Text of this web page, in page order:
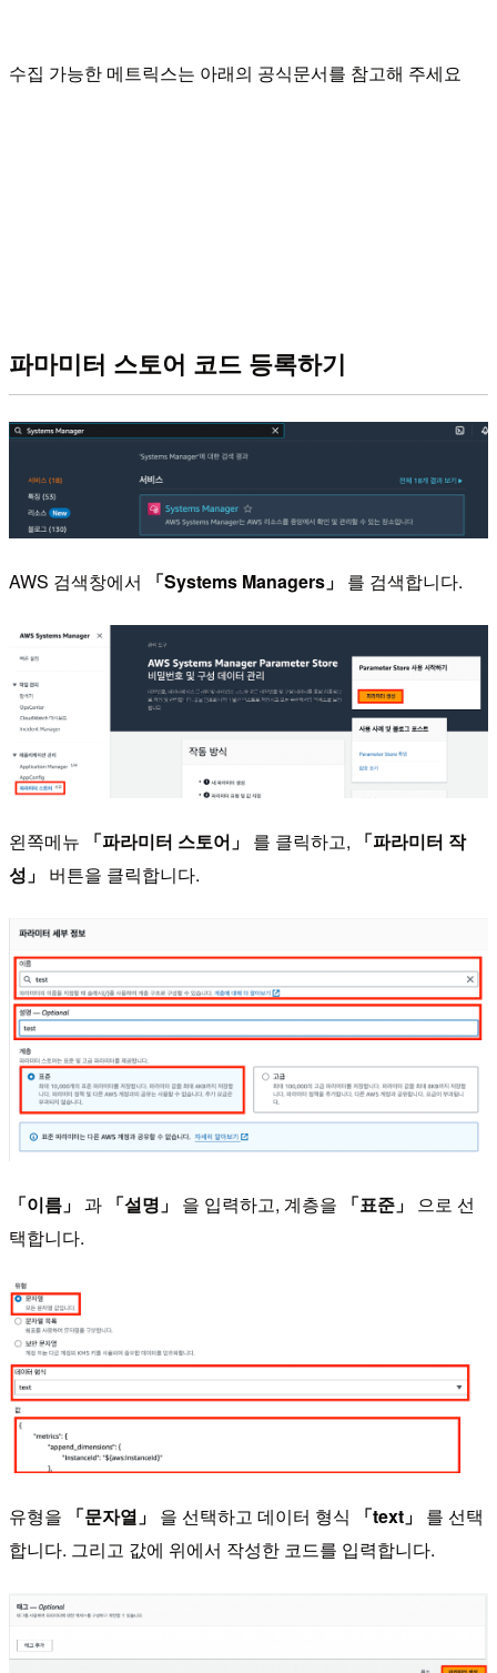
수집 가능한 메트릭스는 아래의 공식문서를 참고해 주세요
파마미터 스토어 코드 등록하기
AWS 검색창에서 「Systems Managers」 를 검색합니다.
왼쪽메뉴 「파라미터 스토어」 를 클릭하고,
「파라미터 작
성」 버튼을 클릭합니다.
「이름」 과 「설명」 을 입력하고, 계층을 「표준」 으로 선
택합니다.
유형을 「문자열」 을 선택하고 데이터 형식 「text」 를 선택
합니다. 그리고 값에 위에서 작성한 코드를 입력합니다.